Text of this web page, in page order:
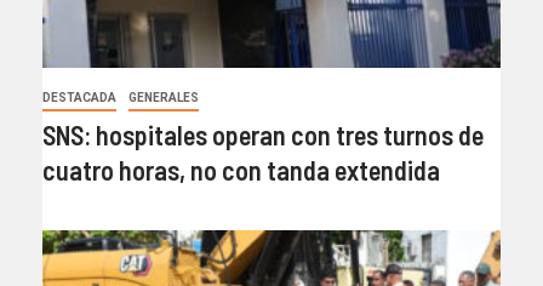
DESTACADA GENERALES
SNS: hospitales operan con tres turnos de
cuatro horas, no con tanda extendida